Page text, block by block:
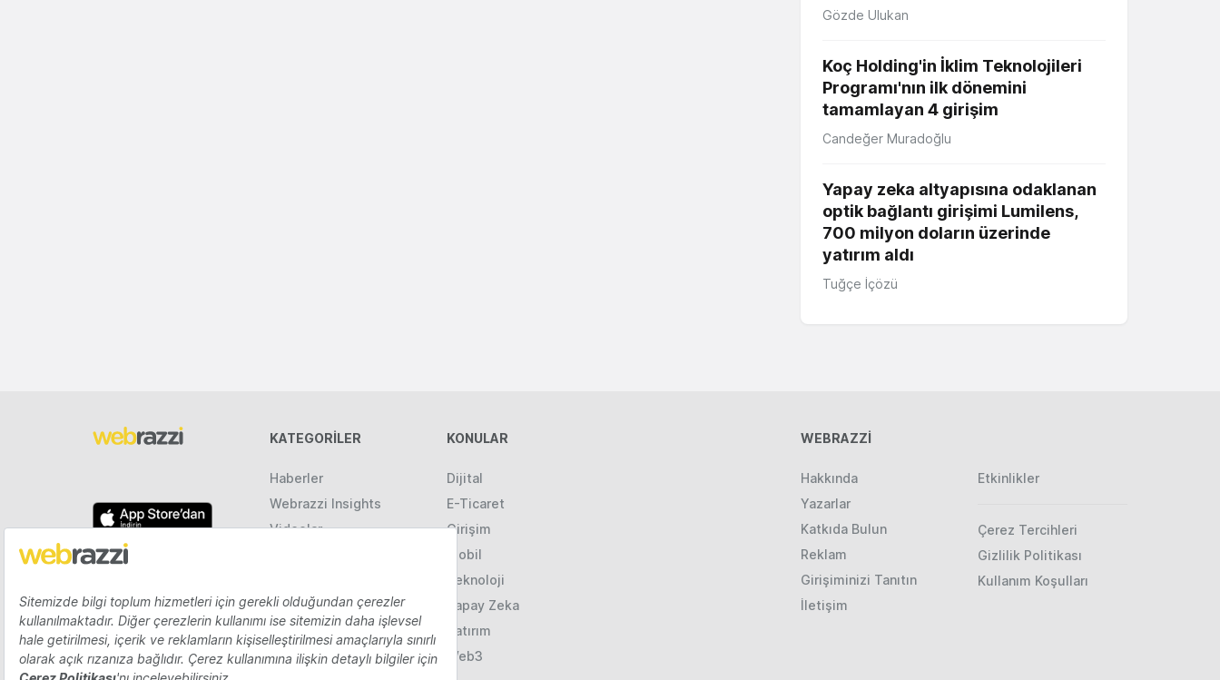
Gözde Ulukan
Koç Holding'in İklim Teknolojileri
Programı'nın ilk dönemini
tamamlayan 4 girişim
Candeğer Muradoğlu
Yapay zeka altyapısına odaklanan
optik bağlantı girişimi Lumilens,
700 milyon doların üzerinde
yatırım aldı
Tuğçe İçözü
KATEGORILER
Haberler
Webrazzi Insights
Videolar
KONULAR
Dijital
E-Ticaret
Girişim
Mobil
Teknoloji
Yapay Zeka
Yatırım
Web3
WEBRAZZİ
Hakkında
Yazarlar
Katkıda Bulun
Reklam
Girişiminizi Tanıtın
İletişim
Etkinlikler
Çerez Tercihleri
Gizlilik Politikası
Kullanım Koşulları